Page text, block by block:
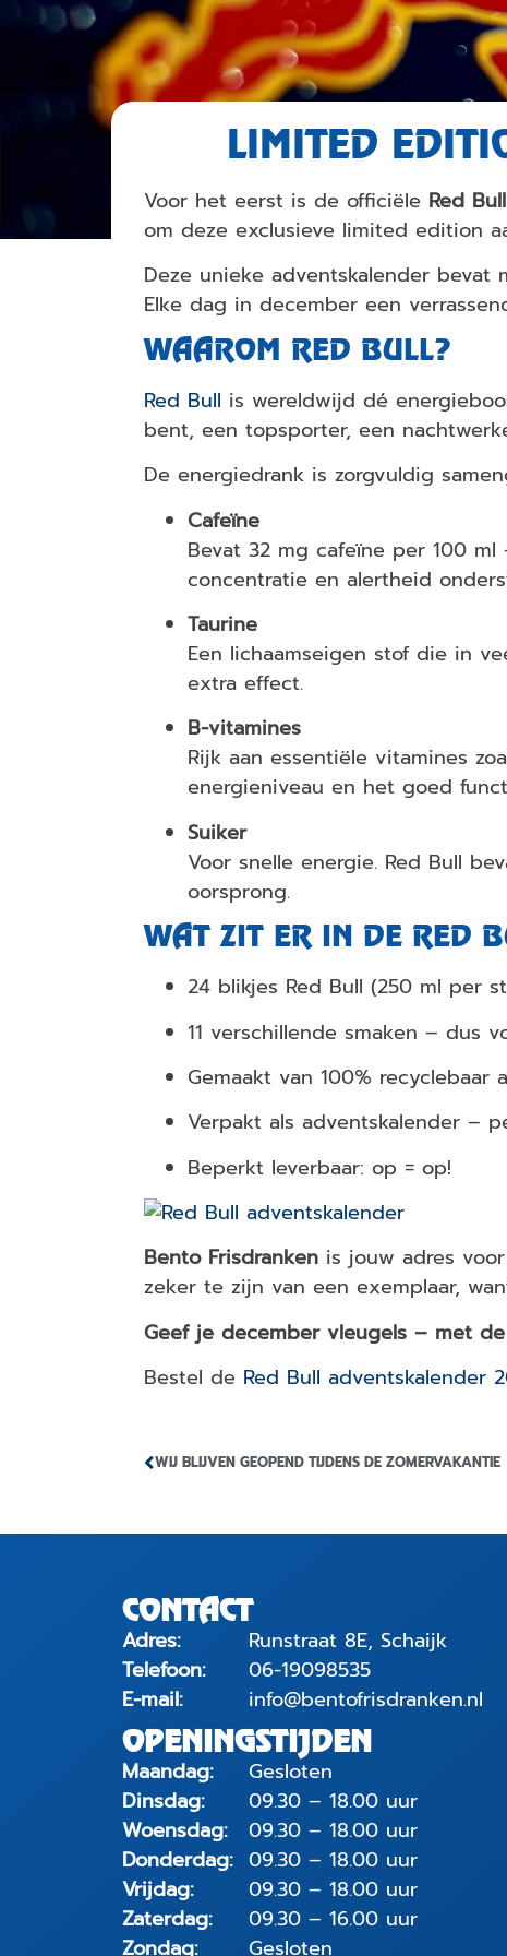
LIMITED
Voor het eerst is de officiële Red
om deze exclusieve limited edition
Deze unieke adventskalender bevat
Elke dag in december een
WAAROM RED BULL?
Red Bull is wereldwijd dé
bent, een topsporter, een
De energiedrank is zorgvuldig
Cafeïne
Bevat 32 mg cafeïne per 100
concentratie en alertheid
Taurine
Een lichaamseigen stof die in
extra effect.
B-vitamines
Rijk aan essentiële vitamines
energieniveau en het goed
Suiker
Voor snelle energie. Red Bull
oorsprong.
WAT ZIT ER IN DE RED
24 blikjes Red Bull (250 ml per
11 verschillende smaken – dus
Gemaakt van 100% recyclebaar
Verpakt als adventskalender –
Beperkt leverbaar: op = op!
Bento Frisdranken is jouw adres
zeker te zijn van een exemplaar,
Geef je december vleugels – met
Bestel de Red Bull adventskalender
WIJ BLIJVEN GEOPEND TIJDENS DE ZOMERVAKANTIE
CONTACT
Adres:
Telefoon:
E-mail:
Runstraat 8E, Schaijk
06-19098535
info@bentofrisdranken.nl
OPENINGSTIJDEN
Maandag:
Dinsdag:
Woensdag:
Donderdag:
Vrijdag:
Zaterdag:
Zondag:
Gesloten
09.30 – 18.00 uur
09.30 – 18.00 uur
09.30 – 18.00 uur
09.30 – 18.00 uur
09.30 – 16.00 uur
Gesloten